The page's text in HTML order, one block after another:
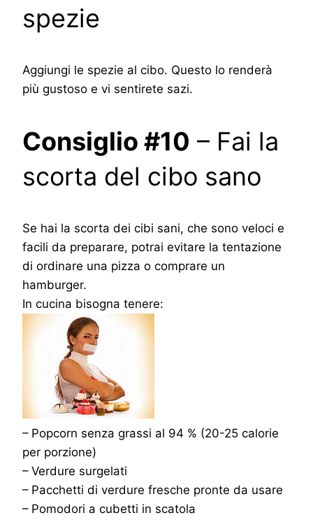
spezie
Aggiungi le spezie al cibo. Questo lo renderà
più gustoso e vi sentirete sazi.
Consiglio #10 – Fai la
scorta del cibo sano
Se hai la scorta dei cibi sani, che sono veloci e
facili da preparare, potrai evitare la tentazione
di ordinare una pizza o comprare un
hamburger.
In cucina bisogna tenere:
– Popcorn senza grassi al 94 % (20-25 calorie
per porzione)
– Verdure surgelati
– Pacchetti di verdure fresche pronte da usare
– Pomodori a cubetti in scatola